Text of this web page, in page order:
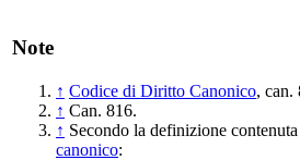
Note
↑ Codice di Diritto Canonico, can.
↑ Can. 816.
↑ Secondo la definizione
canonico: